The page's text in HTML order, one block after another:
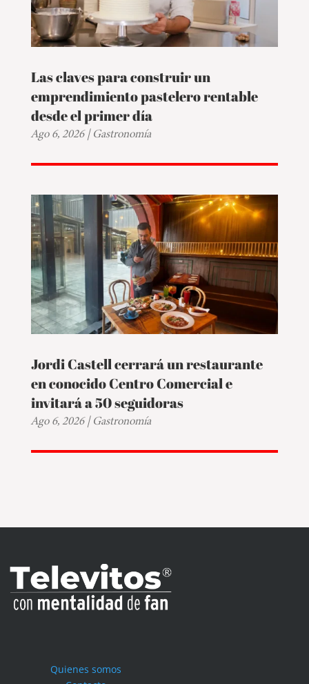
Las claves para construir un
emprendimiento pastelero rentable
desde el primer día
Ago 6, 2026|Gastronomía
Jordi Castell cerrará un restaurante
en conocido Centro Comercial e
invitará a 50 seguidoras
Ago 6, 2026|Gastronomía
Quienes somos